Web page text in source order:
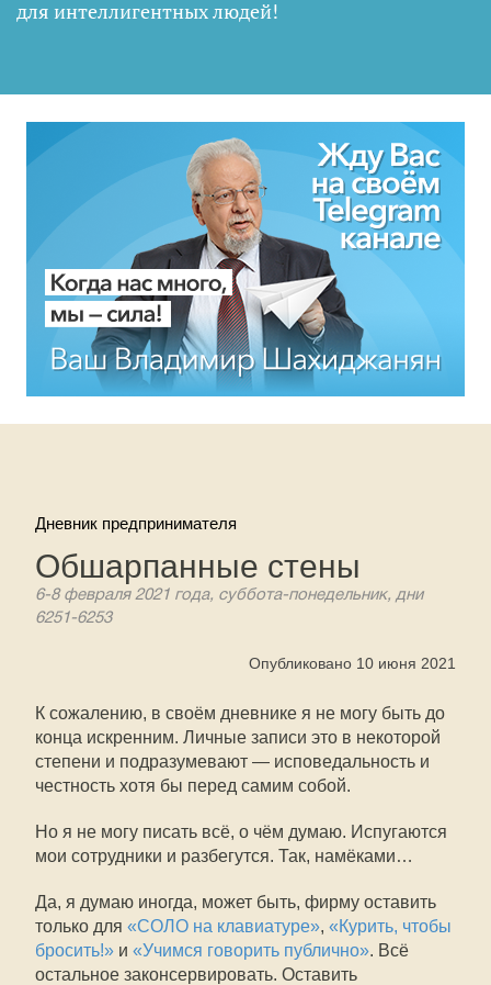
для интеллигентных людей!
Дневник предпринимателя
Обшарпанные стены
6-8 февраля 2021 года, суббота-понедельник, дни
6251-6253
Опубликовано 10 июня 2021
К сожалению, в своём дневнике я не могу быть до
конца искренним. Личные записи это в некоторой
степени и подразумевают — исповедальность и
честность хотя бы перед самим собой.
Но я не могу писать всё, о чём думаю. Испугаются
мои сотрудники и разбегутся. Так, намёками…
Да, я думаю иногда, может быть, фирму оставить
только для «СОЛО на клавиатуре», «Курить, чтобы
бросить!» и «Учимся говорить публично». Всё
остальное законсервировать. Оставить